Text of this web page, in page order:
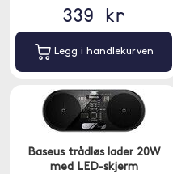
339 kr
Legg i handlekurven
Baseus trådløs lader 20W
med LED-skjerm